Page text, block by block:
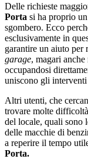
Delle richieste
Porta si ha proprio
sgombero. Ecco
esclusivamente in
garantire un aiuto per
garage, magari
occupandosi
uniscono gli
Altri utenti, che
trovare molte
del locale, quali sono
delle macchie di
a reperire il tempo
Porta.